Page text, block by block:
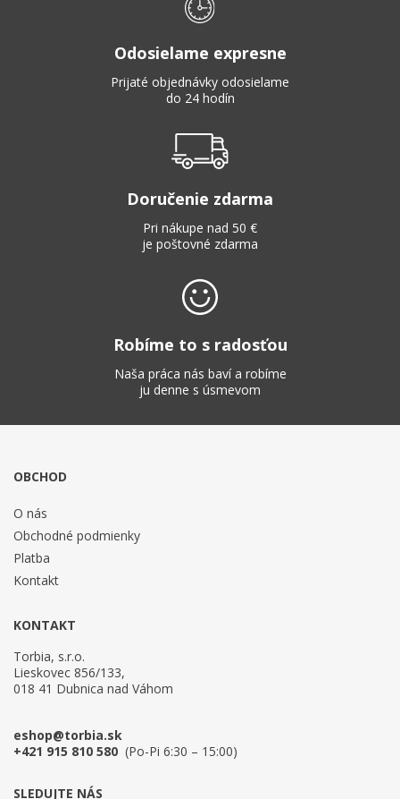
Odosielame expresne
Prijaté objednávky odosielame
do 24 hodín
Doručenie zdarma
Pri nákupe nad 50 €
je poštovné zdarma
Robíme to s radosťou
Naša práca nás baví a robíme
ju denne s úsmevom
OBCHOD
O nás
Obchodné podmienky
Platba
Kontakt
KONTAKT
Torbia, s.r.o.
Lieskovec 856/133,
018 41 Dubnica nad Váhom
eshop@torbia.sk
+421 915 810 580 (Po-Pi 6:30 – 15:00)
SLEDUJTE NÁS